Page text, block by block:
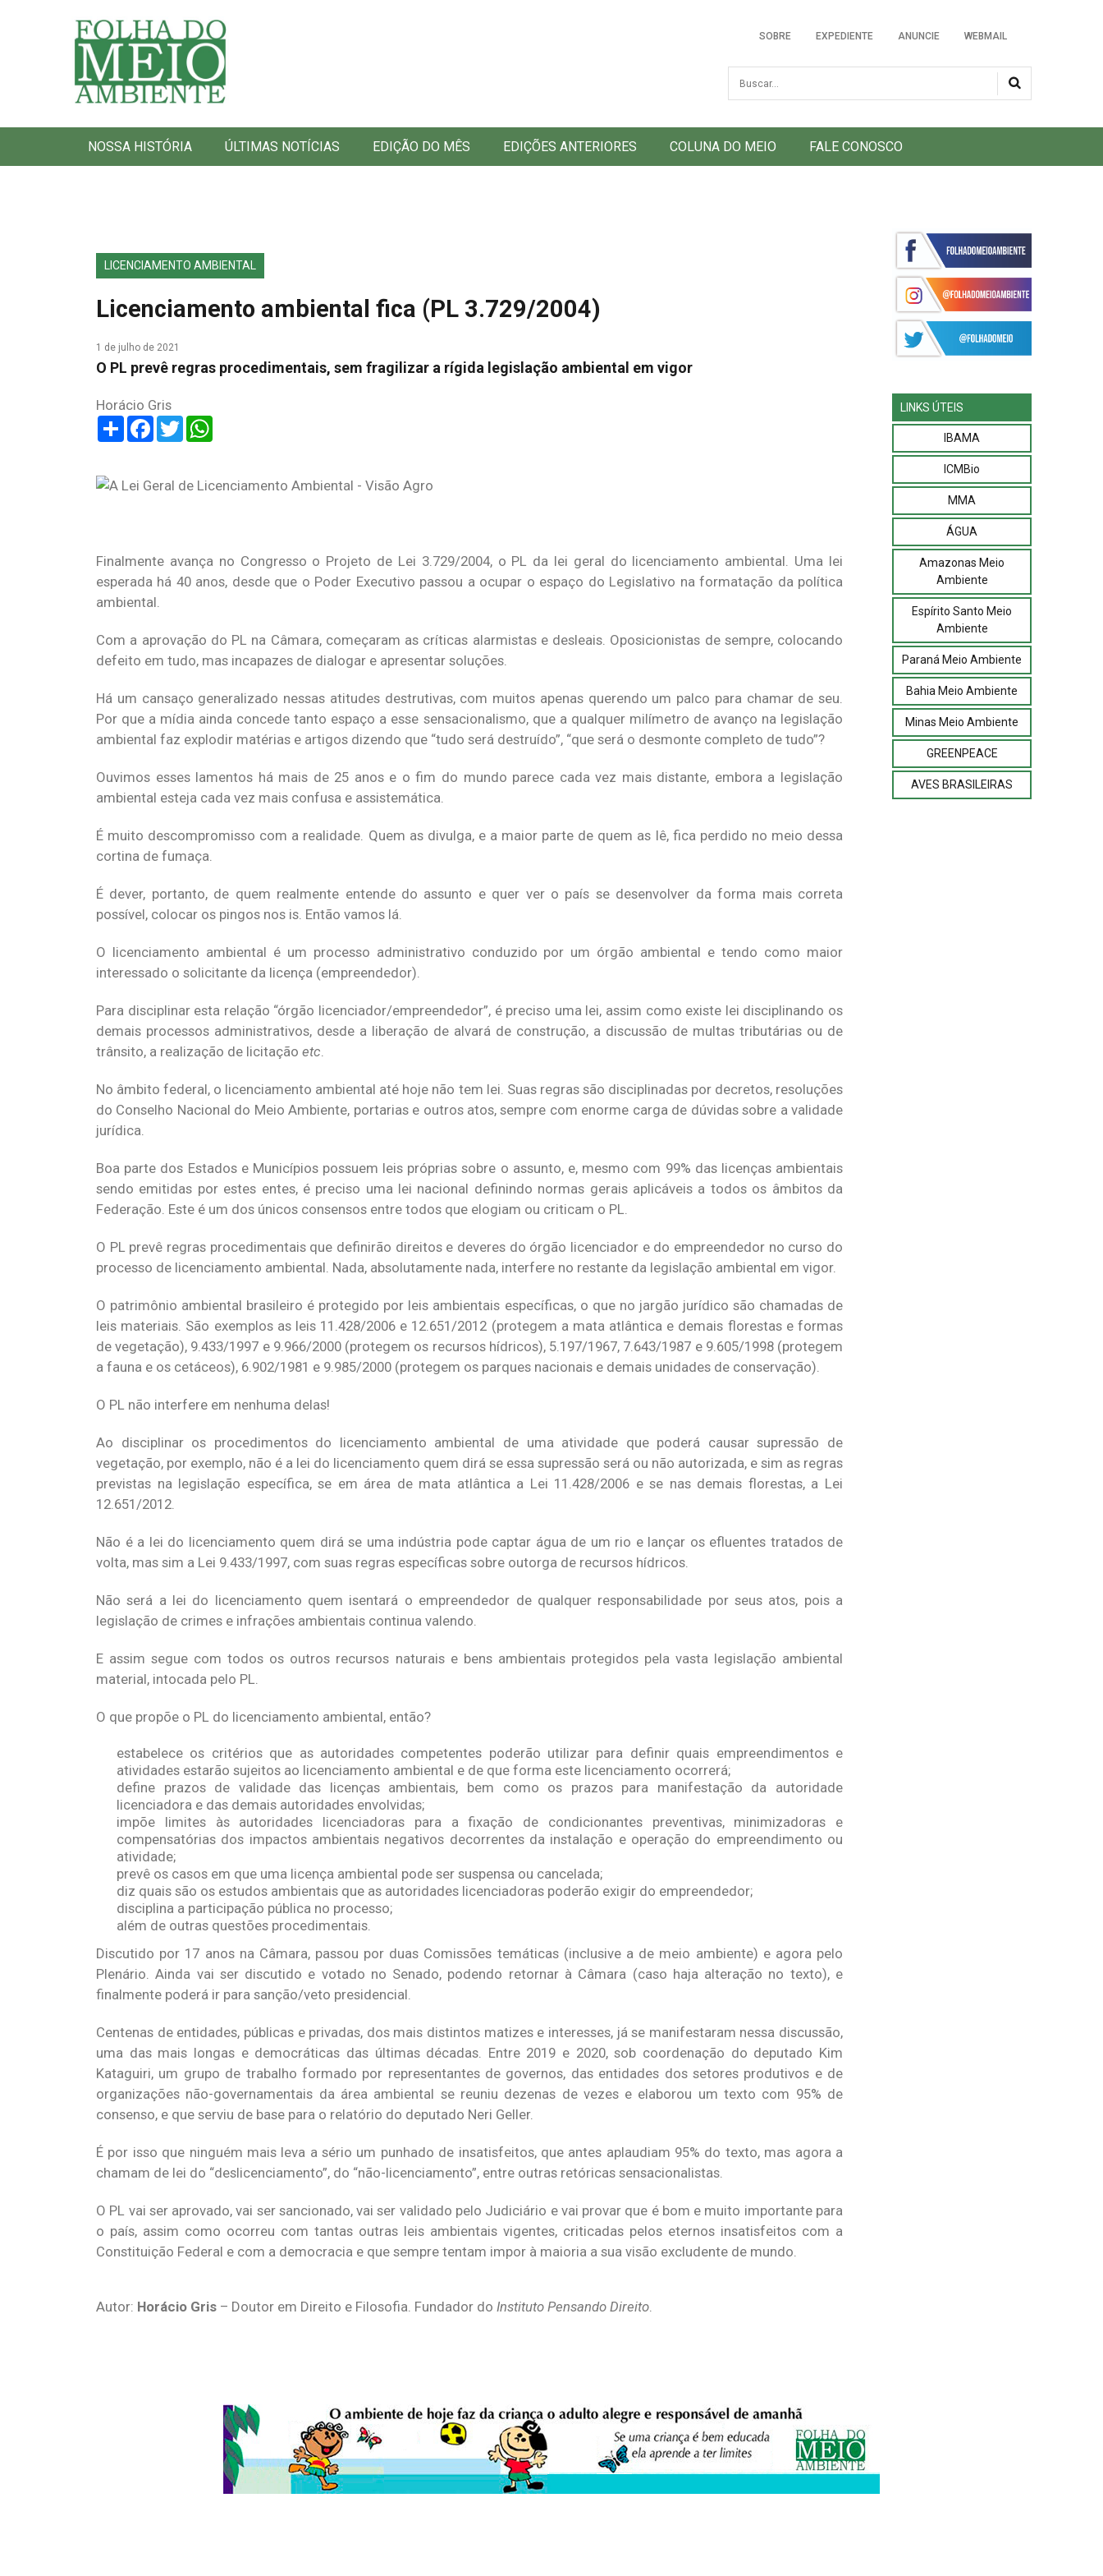
Folha do Meio Ambiente
SOBRE EXPEDIENTE ANUNCIE WEBMAIL
Busca
NOSSA HISTÓRIA ÚLTIMAS NOTÍCIAS EDIÇÃO DO MÊS EDIÇÕES ANTERIORES COLUNA DO MEIO FALE CONOSCO
LICENCIAMENTO AMBIENTAL
Licenciamento ambiental fica (PL 3.729/2004)
1 de julho de 2021
O PL prevê regras procedimentais, sem fragilizar a rígida legislação ambiental em vigor
Horácio Gris
ShareFacebook
Twitter
Finalmente avança no Congresso o Projeto de Lei 3.729/2004, o PL da lei geral do licenciamento ambiental. Uma lei
esperada há 40 anos, desde que o Poder Executivo passou a ocupar o espaço do Legislativo na formatação da política
ambiental.
Com a aprovação do PL na Câmara, começaram as críticas alarmistas e desleais. Oposicionistas de sempre, colocando
defeito em tudo, mas incapazes de dialogar e apresentar soluções.
Há um cansaço generalizado nessas atitudes destrutivas, com muitos apenas querendo um palco para chamar de seu.
Por que a mídia ainda concede tanto espaço a esse sensacionalismo, que a qualquer milímetro de avanço na legislação
ambiental faz explodir matérias e artigos dizendo que “tudo será destruído”, “que será o desmonte completo de tudo”?
Ouvimos esses lamentos há mais de 25 anos e o fim do mundo parece cada vez mais distante, embora a legislação
ambiental esteja cada vez mais confusa e assistemática.
É muito descompromisso com a realidade. Quem as divulga, e a maior parte de quem as lê, fica perdido no meio dessa
cortina de fumaça.
É dever, portanto, de quem realmente entende do assunto e quer ver o país se desenvolver da forma mais correta
possível, colocar os pingos nos is. Então vamos lá.
O licenciamento ambiental é um processo administrativo conduzido por um órgão ambiental e tendo como maior
interessado o solicitante da licença (empreendedor).
Para disciplinar esta relação “órgão licenciador/empreendedor”, é preciso uma lei, assim como existe lei disciplinando os
demais processos administrativos, desde a liberação de alvará de construção, a discussão de multas tributárias ou de
trânsito, a realização de licitação etc.
No âmbito federal, o licenciamento ambiental até hoje não tem lei. Suas regras são disciplinadas por decretos, resoluções
do Conselho Nacional do Meio Ambiente, portarias e outros atos, sempre com enorme carga de dúvidas sobre a validade
jurídica.
Boa parte dos Estados e Municípios possuem leis próprias sobre o assunto, e, mesmo com 99% das licenças ambientais
sendo emitidas por estes entes, é preciso uma lei nacional definindo normas gerais aplicáveis a todos os âmbitos da
Federação. Este é um dos únicos consensos entre todos que elogiam ou criticam o PL.
O PL prevê regras procedimentais que definirão direitos e deveres do órgão licenciador e do empreendedor no curso do
processo de licenciamento ambiental. Nada, absolutamente nada, interfere no restante da legislação ambiental em vigor.
O patrimônio ambiental brasileiro é protegido por leis ambientais específicas, o que no jargão jurídico são chamadas de
leis materiais. São exemplos as leis 11.428/2006 e 12.651/2012 (protegem a mata atlântica e demais florestas e formas
de vegetação), 9.433/1997 e 9.966/2000 (protegem os recursos hídricos), 5.197/1967, 7.643/1987 e 9.605/1998 (protegem
a fauna e os cetáceos), 6.902/1981 e 9.985/2000 (protegem os parques nacionais e demais unidades de conservação).
O PL não interfere em nenhuma delas!
Ao disciplinar os procedimentos do licenciamento ambiental de uma atividade que poderá causar supressão de
vegetação, por exemplo, não é a lei do licenciamento quem dirá se essa supressão será ou não autorizada, e sim as regras
previstas na legislação específica, se em área de mata atlântica a Lei 11.428/2006 e se nas demais florestas, a Lei
12.651/2012.
Não é a lei do licenciamento quem dirá se uma indústria pode captar água de um rio e lançar os efluentes tratados de
volta, mas sim a Lei 9.433/1997, com suas regras específicas sobre outorga de recursos hídricos.
Não será a lei do licenciamento quem isentará o empreendedor de qualquer responsabilidade por seus atos, pois a
legislação de crimes e infrações ambientais continua valendo.
E assim segue com todos os outros recursos naturais e bens ambientais protegidos pela vasta legislação ambiental
material, intocada pelo PL.
O que propõe o PL do licenciamento ambiental, então?
estabelece os critérios que as autoridades competentes poderão utilizar para definir quais empreendimentos e
atividades estarão sujeitos ao licenciamento ambiental e de que forma este licenciamento ocorrerá;
define prazos de validade das licenças ambientais, bem como os prazos para manifestação da autoridade
licenciadora e das demais autoridades envolvidas;
impõe limites às autoridades licenciadoras para a fixação de condicionantes preventivas, minimizadoras e
compensatórias dos impactos ambientais negativos decorrentes da instalação e operação do empreendimento ou
atividade;
prevê os casos em que uma licença ambiental pode ser suspensa ou cancelada;
diz quais são os estudos ambientais que as autoridades licenciadoras poderão exigir do empreendedor;
disciplina a participação pública no processo;
além de outras questões procedimentais.
Discutido por 17 anos na Câmara, passou por duas Comissões temáticas (inclusive a de meio ambiente) e agora pelo
Plenário. Ainda vai ser discutido e votado no Senado, podendo retornar à Câmara (caso haja alteração no texto), e
finalmente poderá ir para sanção/veto presidencial.
Centenas de entidades, públicas e privadas, dos mais distintos matizes e interesses, já se manifestaram nessa discussão,
uma das mais longas e democráticas das últimas décadas. Entre 2019 e 2020, sob coordenação do deputado Kim
Kataguiri, um grupo de trabalho formado por representantes de governos, das entidades dos setores produtivos e de
organizações não-governamentais da área ambiental se reuniu dezenas de vezes e elaborou um texto com 95% de
consenso, e que serviu de base para o relatório do deputado Neri Geller.
É por isso que ninguém mais leva a sério um punhado de insatisfeitos, que antes aplaudiam 95% do texto, mas agora a
chamam de lei do “deslicenciamento”, do “não-licenciamento”, entre outras retóricas sensacionalistas.
O PL vai ser aprovado, vai ser sancionado, vai ser validado pelo Judiciário e vai provar que é bom e muito importante para
o país, assim como ocorreu com tantas outras leis ambientais vigentes, criticadas pelos eternos insatisfeitos com a
Constituição Federal e com a democracia e que sempre tentam impor à maioria a sua visão excludente de mundo.
Autor: Horácio Gris – Doutor em Direito e Filosofia. Fundador do Instituto Pensando Direito
LINKS ÚTEIS
IBAMA
ICMBio
MMA
ÁGUA
Amazonas Meio
Ambiente
Espírito Santo Meio
Ambiente
Paraná Meio Ambiente
Bahia Meio Ambiente
Minas Meio Ambiente
GREENPEACE
AVES BRASILEIRAS